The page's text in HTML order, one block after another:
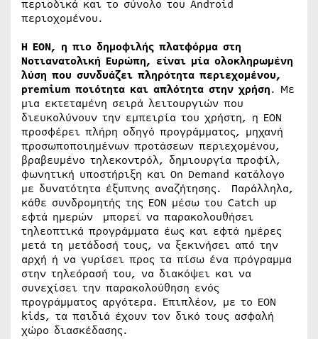
περιοδικά και το σύνολο του Android
περιοχομένου.
H EON, η πιο δημοφιλής πλατφόρμα στη
Νοτιανατολική Ευρώπη, είναι μία ολοκληρωμένη
λύση που συνδυάζει πληρότητα περιεχομένου,
premium ποιότητα και απλότητα στην χρήση. Με
μια εκτεταμένη σειρά λειτουργιών που
διευκολύνουν την εμπειρία του χρήστη, η ΕΟΝ
προσφέρει πλήρη οδηγό προγράμματος, μηχανή
προσωποποιημένων προτάσεων περιεχομένου,
βραβευμένο τηλεκοντρόλ, δημιουργία προφίλ,
φωνητική υποστήριξη και On Demand κατάλογο
με δυνατότητα έξυπνης αναζήτησης. Παράλληλα,
κάθε συνδρομητής της ΕΟΝ μέσω του Catch up
εφτά ημερών μπορεί να παρακολουθήσει
τηλεοπτικά προγράμματα έως και εφτά ημέρες
μετά τη μετάδοσή τους, να ξεκινήσει από την
αρχή ή να γυρίσει προς τα πίσω ένα πρόγραμμα
στην τηλεόρασή του, να διακόψει και να
συνεχίσει την παρακολούθηση ενός
προγράμματος αργότερα. Επιπλέον, με το EON
kids, τα παιδιά έχουν τον δικό τους ασφαλή
χώρο διασκέδασης.